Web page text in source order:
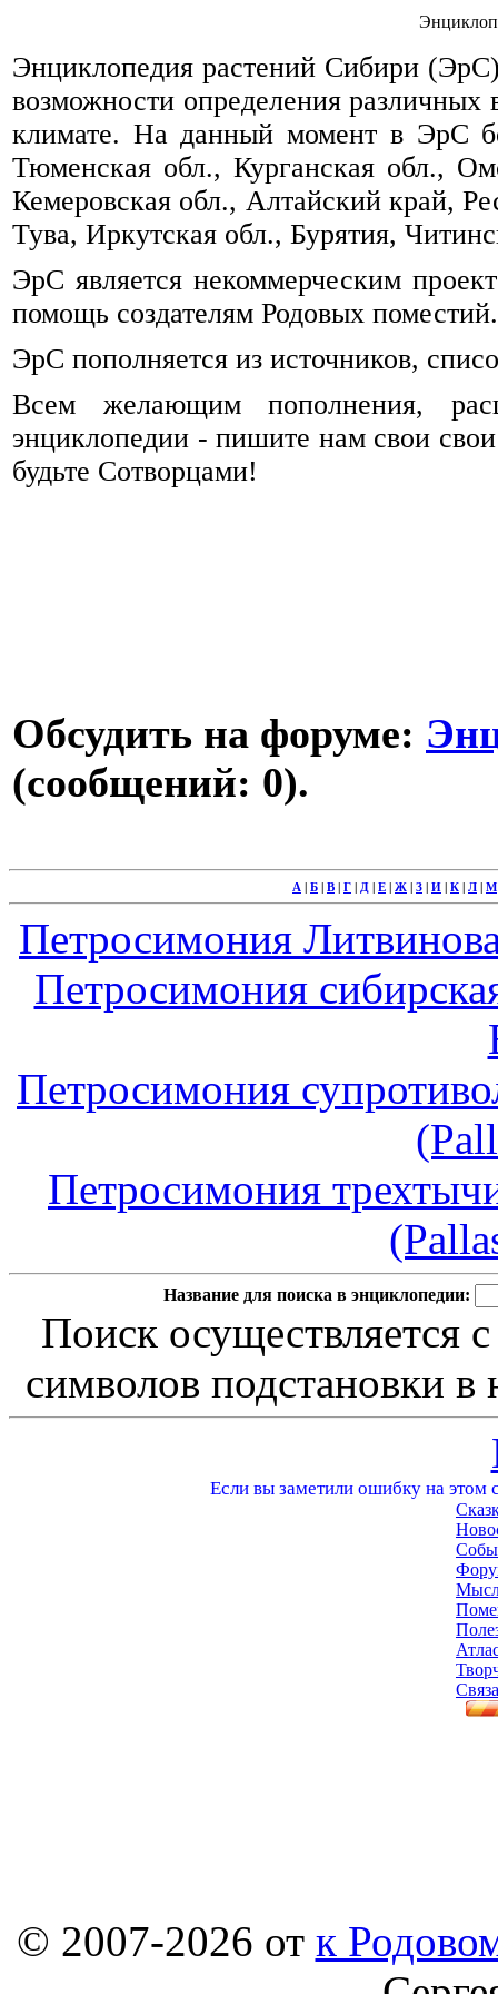
Энциклопедия растений Сибири (ЭрС)
возможности определения
климате. На данный момент в ЭрС
Тюменская обл., Курганская обл.,
Кемеровская обл., Алтайский край,
Тува, Иркутская обл., Бурятия,
ЭрС является некоммерческим
помощь создателям Родовых поместий.
ЭрС пополняется из источников,
Всем желающим пополнения,
энциклопедии - пишите нам свои
будьте Сотворцами!
Обсудить на форуме:
(сообщений: 0).
А | Б | В | Г | Д | Е | Ж | З | И | К | Л | М
Петросимония
Петросимония
Петросимония
Петросимония
Название для поиска в энциклопедии:
Поиск осуществляется
символов подстановки в
Если вы заметили ошибку на этом
© 2007-2026 от к